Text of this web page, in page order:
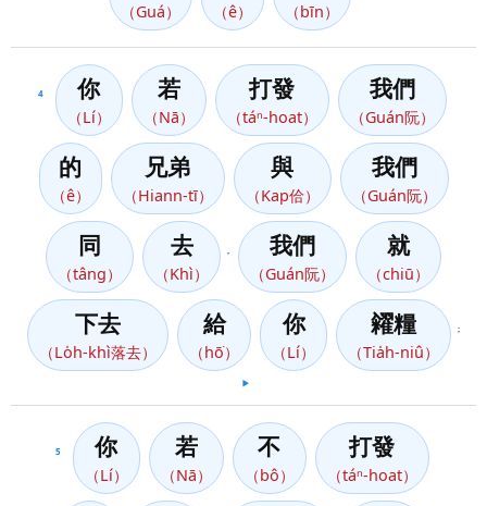
（Guá） （ê） （bīn）
4 你
（Lí）
若
（Nā）
打發
（táⁿ-hoat）
我們
（Guán阮）
的
（ê）
兄弟
（Hiann-tī）
與
（Kap佮）
我們
（Guán阮）
同
（tâng）
去
（Khì）
我們
（Guán阮）
就
（chiū）
下去
（Lo̍h-khì落去）
給
（hō͘）
你
（Lí）
糴糧
（Tia̍h-niû）
；
▶️
5 你
（Lí）
若
（Nā）
不
（bô）
打發
（táⁿ-hoat）